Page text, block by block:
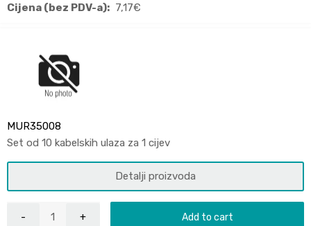
Cijena (bez PDV-a): 7,17€
MUR35008
Set od 10 kabelskih ulaza za 1 cijev
Detalji proizvoda
Add to cart